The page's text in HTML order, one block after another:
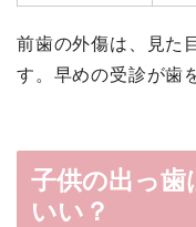
前歯の外傷は、見た
す。早めの受診が歯
子供の出っ
いい？